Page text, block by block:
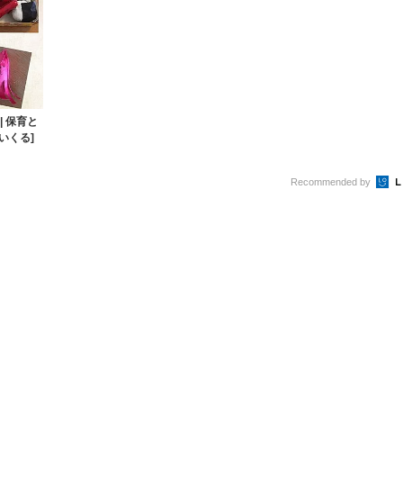
保育と
くる]
Recommended by